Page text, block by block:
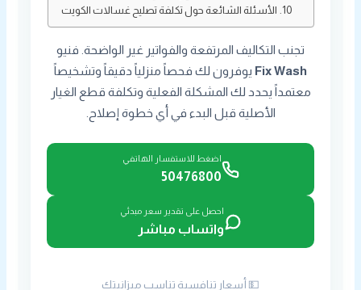
الأسئلة الشائعة حول تكلفة تصليح غسالات الكويت
تجنب التكاليف المرتفعة والفواتير غير الواضحة. فنيو
Fix Wash يوفرون لك فحصاً منزلياً دقيقاً وتشخيصاً
معتمداً يحدد لك المشكلة الفعلية وتكلفة قطع الغيار
الأصلية قبل البدء في أي خطوة إصلاح.
اضغط للاستفسار الهاتفي
50476800
احصل على تقدير سعر مبدئي
واتساب مباشر
💵 أسعار تنافسية تناسب ميزانيتك